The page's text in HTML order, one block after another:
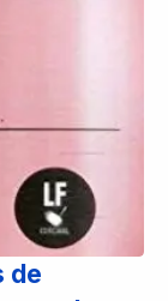
de